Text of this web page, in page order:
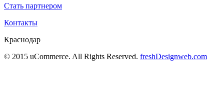
Стать партнером
Контакты
Краснодар
© 2015 uCommerce. All Rights Reserved. freshDesignweb.com